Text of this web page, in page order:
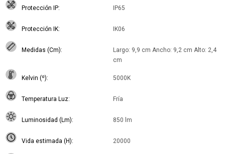
Protección IP IP65
Protección IK IK06
Medidas (Cm)
Largo: 9,9 cm Ancho: 9,2 cm Alto: 2,4
cm
Kelvin (º) 5000K
Temperatura Luz Fría
Luminosidad (Lm) 850 lm
Vida estimada (H) 20000